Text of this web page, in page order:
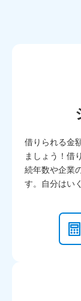
借りられる金
ましょう！借
続年数や企業
す。自分はい